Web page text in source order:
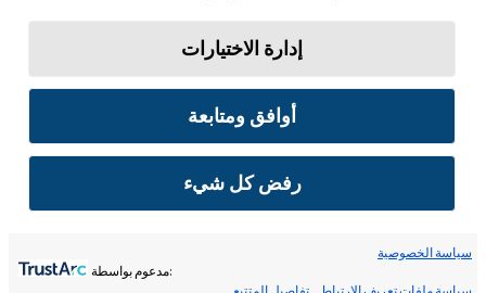
إدارة الاختيارات
أوافق ومتابعة
رفض كل شيء
سياسة الخصوصية
:مدعوم بواسطة